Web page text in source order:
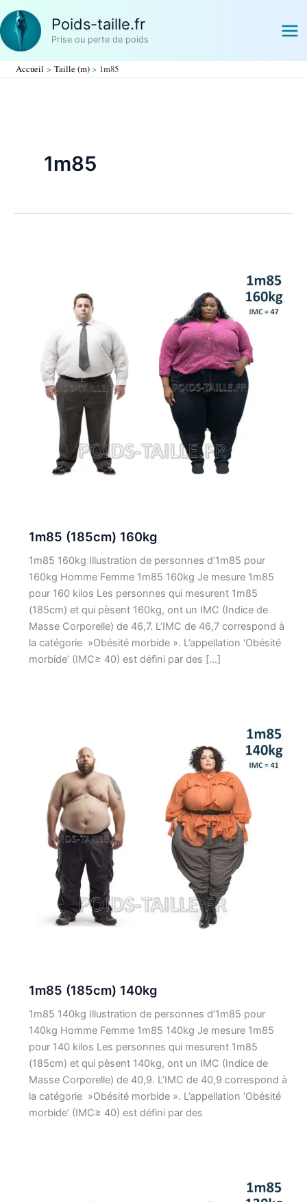
Aller
au
contenu
Poids-taille.fr
Prise ou perte de poids
Accueil Taille (m) 1m85
1m85
1m85 (185cm) 160kg
1m85 160kg Illustration de personnes d’1m85 pour
160kg Homme Femme 1m85 160kg Je mesure 1m85
pour 160 kilos Les personnes qui mesurent 1m85
(185cm) et qui pèsent 160kg, ont un IMC (Indice de
Masse Corporelle) de 46,7. L’IMC de 46,7 correspond à
la catégorie »Obésité morbide ». L’appellation ‘Obésité
morbide’ (IMC≥ 40) est défini par des […]
1m85 (185cm) 140kg
1m85 140kg Illustration de personnes d’1m85 pour
140kg Homme Femme 1m85 140kg Je mesure 1m85
pour 140 kilos Les personnes qui mesurent 1m85
(185cm) et qui pèsent 140kg, ont un IMC (Indice de
Masse Corporelle) de 40,9. L’IMC de 40,9 correspond à
la catégorie »Obésité morbide ». L’appellation ‘Obésité
morbide’ (IMC≥ 40) est défini par des